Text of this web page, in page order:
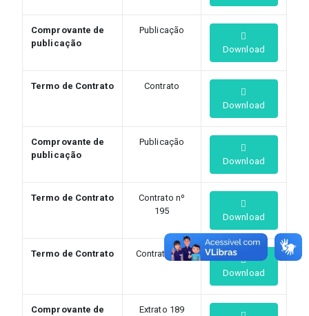
Comprovante de
publicação
Publicação
Download
Termo de Contrato
Contrato
Download
Comprovante de
publicação
Publicação
Download
Termo de Contrato
Contrato nº
195
Download
Termo de Contrato
Contrato 189
Download
Comprovante de
Extrato 189